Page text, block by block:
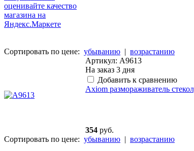
Сортировать по цене: убыванию | возрастанию
Артикул: A9613
На заказ 3 дня
Добавить к сравнению
Axiom размораживатель
354 руб.
Сортировать по цене: убыванию | возрастанию